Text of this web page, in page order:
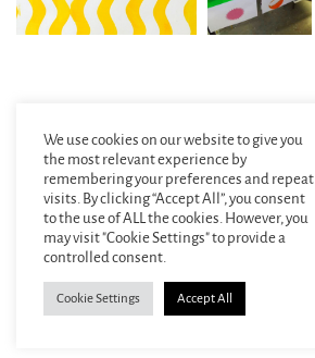
We use cookies on our website to give you
the most relevant experience by
remembering your preferences and repeat
visits. By clicking “Accept All”, you consent
to the use of ALL the cookies. However, you
may visit "Cookie Settings" to provide a
controlled consent.
Cookie Settings Accept All